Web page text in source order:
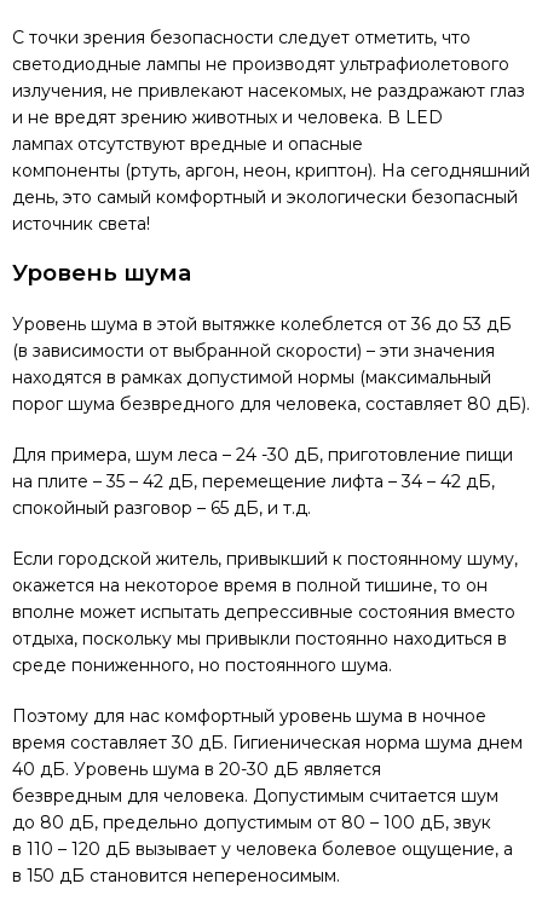
С точки зрения безопасности следует отметить, что
светодиодные лампы не производят ультрафиолетового
излучения, не привлекают насекомых, не раздражают глаз
и не вредят зрению животных и человека. В LED
лампах отсутствуют вредные и опасные
компоненты (ртуть, аргон, неон, криптон). На сегодняшний
день, это самый комфортный и экологически безопасный
источник света!
Уровень шума
Уровень шума в этой вытяжке колеблется от 36 до 53 дБ
(в зависимости от выбранной скорости) – эти значения
находятся в рамках допустимой нормы (максимальный
порог шума безвредного для человека, составляет 80 дБ).
Для примера, шум леса – 24 -30 дБ, приготовление пищи
на плите – 35 – 42 дБ, перемещение лифта – 34 – 42 дБ,
спокойный разговор – 65 дБ, и т.д.
Если городской житель, привыкший к постоянному шуму,
окажется на некоторое время в полной тишине, то он
вполне может испытать депрессивные состояния вместо
отдыха, поскольку мы привыкли постоянно находиться в
среде пониженного, но постоянного шума.
Поэтому для нас комфортный уровень шума в ночное
время составляет 30 дБ. Гигиеническая норма шума днем
40 дБ. Уровень шума в 20-30 дБ является
безвредным для человека. Допустимым считается шум
до 80 дБ, предельно допустимым от 80 – 100 дБ, звук
в 110 – 120 дБ вызывает у человека болевое ощущение, а
в 150 дБ становится непереносимым.